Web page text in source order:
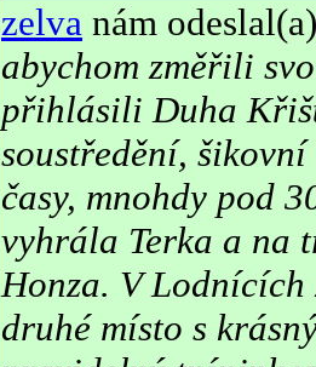
zelva nám
abychom změřili
přihlásili Duha
soustředění,
časy, mnohdy pod
vyhrála Terka a na
Honza. V
druhé místo s